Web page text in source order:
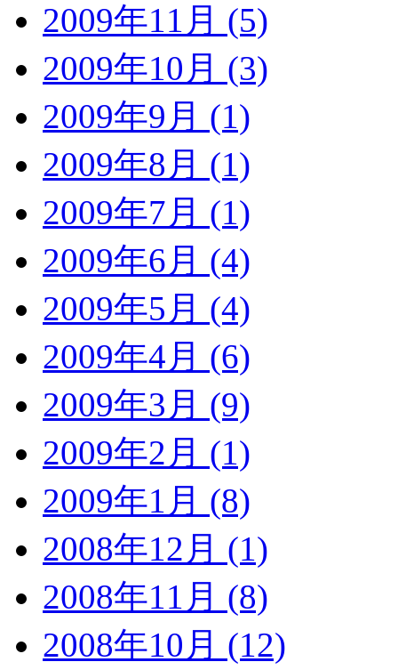
2009年11月 (5)
2009年10月 (3)
2009年9月 (1)
2009年8月 (1)
2009年7月 (1)
2009年6月 (4)
2009年5月 (4)
2009年4月 (6)
2009年3月 (9)
2009年2月 (1)
2009年1月 (8)
2008年12月 (1)
2008年11月 (8)
2008年10月 (12)